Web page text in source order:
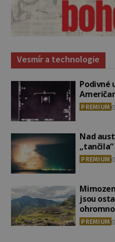
Vesmír a technologie
Podivné
PREMIUM
Nad
PREMIUM
jsou
PREMIUM